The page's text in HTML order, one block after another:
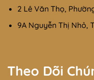
2 Lê Văn Thọ,
9A Nguyễn Thị Nhỏ,
Theo Dõi